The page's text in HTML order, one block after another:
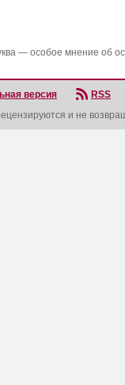
— особое мнение об
версия
RSS
и не